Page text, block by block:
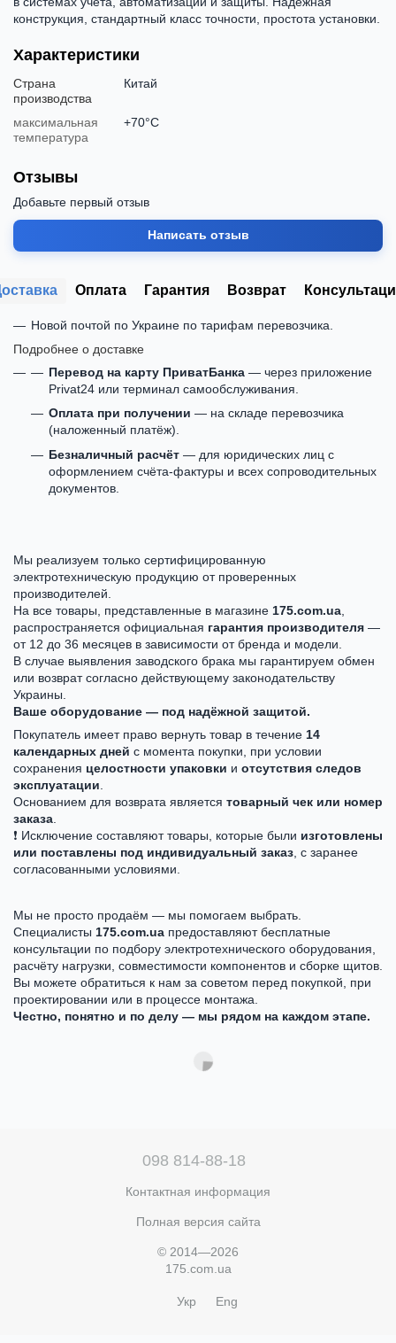
конструкция, стандартный класс точности, простота установки.
Характеристики
Страна
производства
Китай
максимальная
температура
+70°C
Отзывы
Добавьте первый отзыв
Написать отзыв
Оплата Гарантия Возврат
Новой почтой по Украине по тарифам перевозчика.
Подробнее о доставке
Перевод на карту ПриватБанка — через приложение
Privat24 или терминал самообслуживания.
Оплата при получении — на складе перевозчика
(наложенный платёж).
Безналичный расчёт — для юридических лиц с
оформлением счёта-фактуры и всех сопроводительных
документов.
Мы реализуем только сертифицированную
электротехническую продукцию от проверенных
производителей.
На все товары, представленные в магазине 175.com.ua
распространяется официальная гарантия производителя —
от 12 до 36 месяцев в зависимости от бренда и модели.
В случае выявления заводского брака мы гарантируем обмен
или возврат согласно действующему законодательству
Украины.
Ваше оборудование — под надёжной защитой.
Покупатель имеет право вернуть товар в течение 14
календарных дней с момента покупки, при условии
сохранения целостности упаковки и отсутствия следов
эксплуатации
Основанием для возврата является товарный чек или номер
заказа
❗ Исключение составляют товары, которые были изготовлены
или поставлены под индивидуальный заказ , с заранее
согласованными условиями.
Мы не просто продаём — мы помогаем выбрать.
Специалисты 175.com.ua предоставляют бесплатные
консультации по подбору электротехнического оборудования,
расчёту нагрузки, совместимости компонентов и сборке щитов.
Вы можете обратиться к нам за советом перед покупкой, при
проектировании или в процессе монтажа.
Честно, понятно и по делу — мы рядом на каждом этапе.
098 814-88-18
Контактная информация
Полная версия сайта
© 2014—2026
175.com.ua
Укр Eng